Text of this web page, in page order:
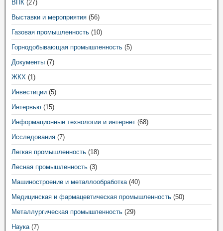
ВПК (27)
Выставки и мероприятия (56)
Газовая промышленность (10)
Горнодобывающая промышленность (5)
Документы (7)
ЖКХ (1)
Инвестиции (5)
Интервью (15)
Информационные технологии и интернет (68)
Исследования (7)
Легкая промышленность (18)
Лесная промышленность (3)
Машиностроение и металлообработка(40)
Медицинская и фармацевтическая промышленность (50)
Металлургическая промышленность (29)
Наука(7)